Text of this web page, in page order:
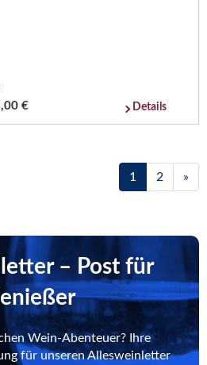
€ Details
1 2 »
– Post für
Wein-Abenteuer? Ihre
für unseren Allesweinletter